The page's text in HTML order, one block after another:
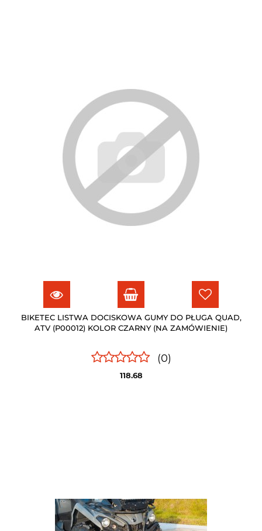
BIKETEC LISTWA DOCISKOWA GUMY DO PŁUGA QUAD,
ATV (P00012) KOLOR CZARNY (NA ZAMÓWIENIE)
(0)
118.68